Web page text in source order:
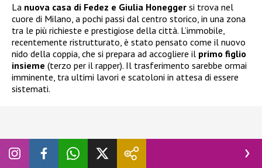
La nuova casa di Fedez e Giulia Honegger si trova nel
cuore di Milano, a pochi passi dal centro storico, in una zona
tra le più richieste e prestigiose della città. L’immobile,
recentemente ristrutturato, è stato pensato come il nuovo
nido della coppia, che si prepara ad accogliere il primo figlio
insieme (terzo per il rapper). Il trasferimento sarebbe ormai
imminente, tra ultimi lavori e scatoloni in attesa di essere
sistemati.